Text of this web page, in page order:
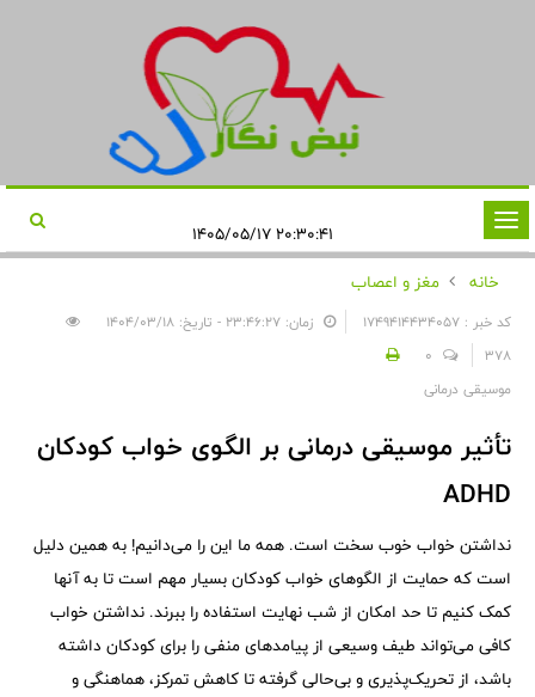
تغییر
وضعیت
ناوبری
خانه
مغز و اعصاب
کد خبر : 1749414434057
زمان: ۲۳:۴۶:۲۷ - تاریخ: ۱۴۰۴/۰۳/۱۸
378
0
موسیقی درمانی
تأثیر موسیقی درمانی بر الگوی خواب کودکان
ADHD
نداشتن خواب خوب سخت است. همه ما این را می‌دانیم! به همین دلیل
است که حمایت از الگوهای خواب کودکان بسیار مهم است تا به آنها
کمک کنیم تا حد امکان از شب نهایت استفاده را ببرند. نداشتن خواب
کافی می‌تواند طیف وسیعی از پیامدهای منفی را برای کودکان داشته
باشد، از تحریک‌پذیری و بی‌حالی گرفته تا کاهش تمرکز، هماهنگی و